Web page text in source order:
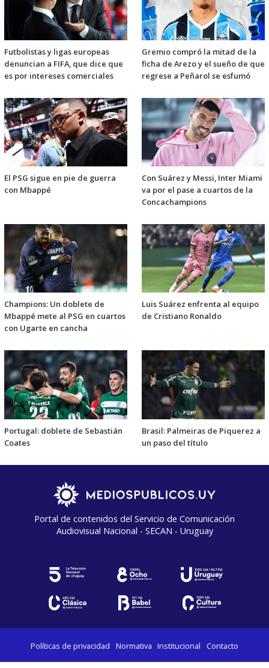
Futbolistas y ligas europeas
denuncian a FIFA, que dice que
es por intereses comerciales
Gremio compró la mitad de la
ficha de Arezo y el sueño de que
regrese a Peñarol se esfumó
El PSG sigue en pie de guerra
con Mbappé
Con Suárez y Messi, Inter Miami
va por el pase a cuartos de la
Concachampions
Champions: Un doblete de
Mbappé mete al PSG en cuartos
con Ugarte en cancha
Luis Suárez enfrenta al equipo
de Cristiano Ronaldo
Portugal: doblete de Sebastián
Coates
Brasil: Palmeiras de Piquerez a
un paso del título
Portal de contenidos del Servicio de Comunicación
Audiovisual Nacional - SECAN - Uruguay
Políticas de privacidad Normativa Institucional Contacto